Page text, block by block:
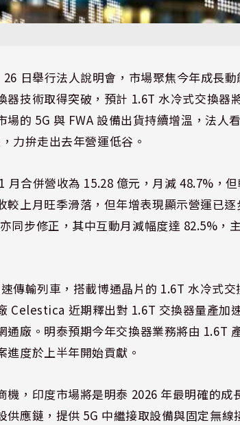
日舉行法人說明會，市場聚焦今年成長
器技術取得突破，預計 1.6T 水冷式交換器
的 5G 與 FWA 設備出貨持續增溫，法人
力拚走出去年營運低谷。
合併營收為 15.28 億元，月減 48.7%，
較上月旺季滑落，但年增表現顯示營運已
同步修正，其中互動月減幅度達 82.5%，
傳輸列車，搭載博通晶片的 1.6T 水冷式
Celestica 近期釋出對 1.6T 交換器量產加
廠。明泰預期今年交換器業務將由 1.6T
度於上半年開始貢獻。
機，印度市場將是明泰 2026 年最明確的成
應鏈，提供 5G 中繼接取設備與固定無線